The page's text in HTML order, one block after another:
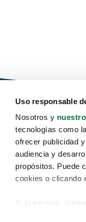
Uso responsable
Nosotros y
tecnologías como
ofrecer publicidad
audiencia y
propósitos. Puede
cookies o clicando
Si lo permite,